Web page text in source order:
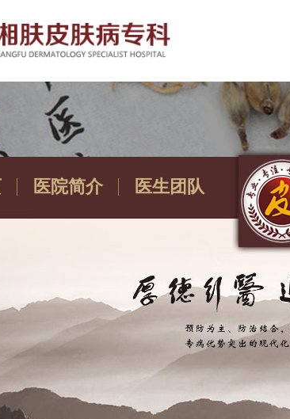
医院简介 医生团队